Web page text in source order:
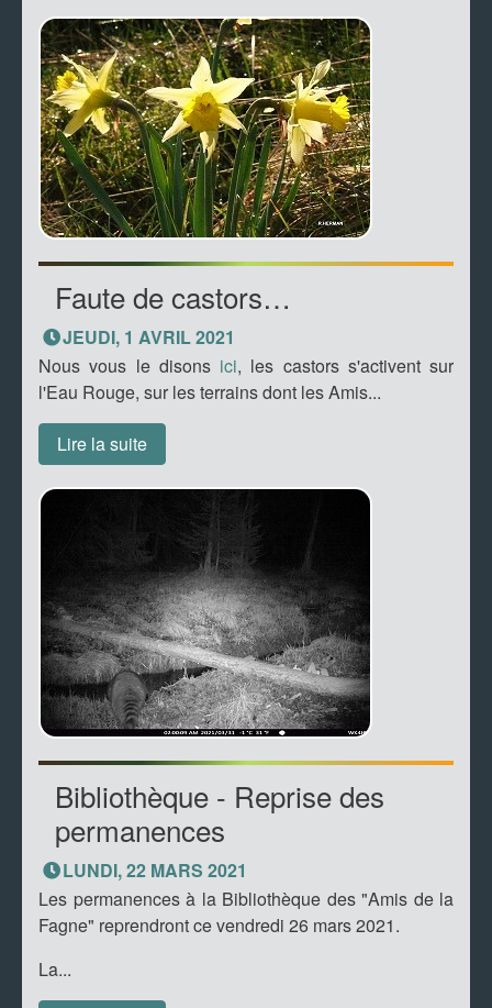
Faute de castors…
JEUDI, 1 AVRIL 2021
Nous vous le disons ici, les castors s'activent sur
l'Eau Rouge, sur les terrains dont les Amis...
Lire la suite
Bibliothèque - Reprise des
permanences
LUNDI, 22 MARS 2021
Les permanences à la Bibliothèque des "Amis de la
Fagne" reprendront ce vendredi 26 mars 2021.
La...